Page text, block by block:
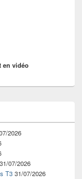
en vidéo
2026
31/07/2026
T3 31/07/2026